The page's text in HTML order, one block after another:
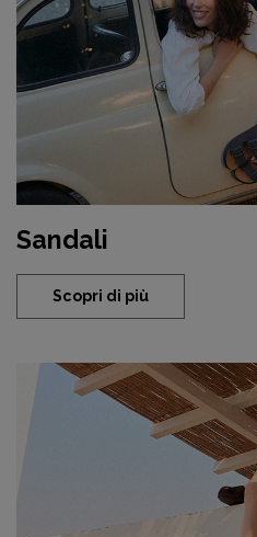
Sandali
Scopri di più